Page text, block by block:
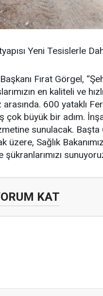
Yeni Tesislerle
Fırat Görgel,
en kaliteli ve
600 yataklı
çok büyük bir adım.
sunulacak. Başta
üzere, Sağlık
KAT